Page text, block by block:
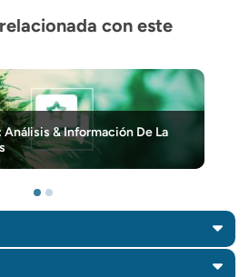
con este
Análisis & Información De La